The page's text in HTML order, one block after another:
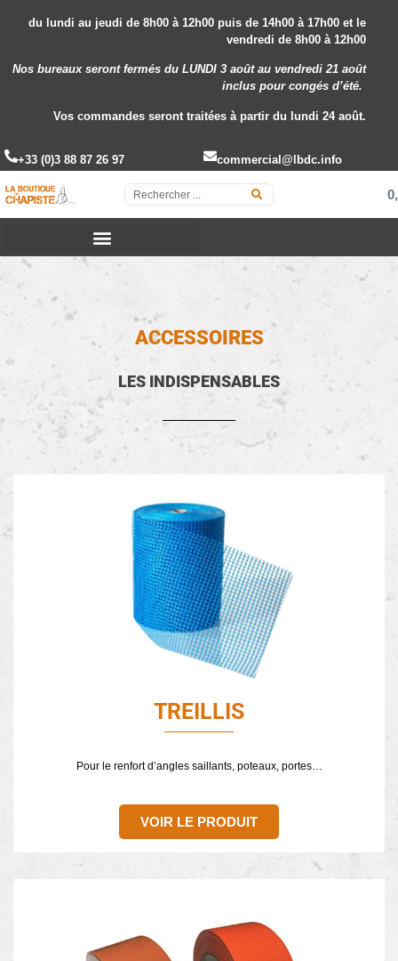
du lundi au jeudi de 8h00 à 12h00 puis de 14h00 à 17h00 et le
vendredi de 8h00 à 12h00
Nos bureaux seront fermés du LUNDI 3 août au vendredi 21 août
incluspour congés d’été.
Vos commandes seront traitées à partir du lundi 24 août.
+33 (0)3 88 87 26 97 commercial@lbdc.info
ACCESSOIRES
LES INDISPENSABLES
TREILLIS
Pour le renfort d’angles saillants, poteaux, portes…
VOIR LE PRODUIT